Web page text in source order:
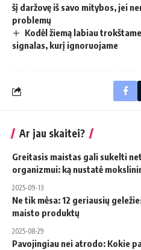
šį daržovę iš savo mitybos, jei
problemų
Kodėl žiemą labiau
signalas, kurį ignoruojame
Ar jau skaitei?
Greitasis maistas gali sukelti
organizmui: ką nustatė
2025-09-13
Ne tik mėsa: 12 geriausių
maisto produktų
2025-08-29
Pavojingiau nei atrodo: Kokie